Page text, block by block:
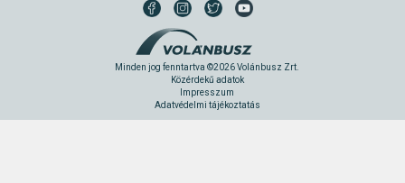
Minden jog fenntartva ©2026 Volánbusz Zrt.
Közérdekű adatok
Impresszum
Adatvédelmi tájékoztatás